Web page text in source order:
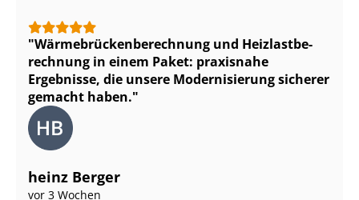
Wär­me­brü­cken­be­rech­nung und Heiz­last­be­
rech­nung in einem Paket: praxisnahe
Ergebnisse, die unsere Modernisierung sicherer
gemacht haben.
heinz Berger
vor 3 Wochen